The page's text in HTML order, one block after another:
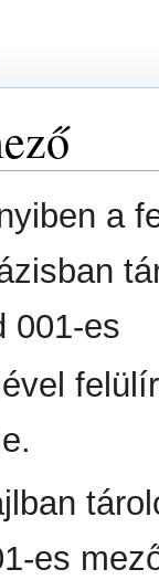
a
001-es
es